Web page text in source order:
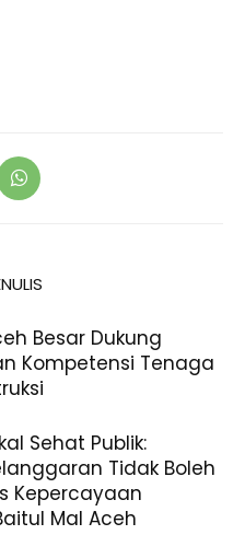
Besar Dukung
Kompetensi Tenaga
Sehat Publik:
Tidak Boleh
Kepercayaan
Mal Aceh